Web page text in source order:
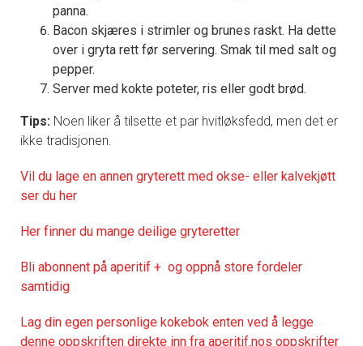
panna.
Bacon skjæres i strimler og brunes raskt. Ha dette
over i gryta rett før servering. Smak til med salt og
pepper.
Server med kokte poteter, ris eller godt brød.
Tips: Noen liker å tilsette et par hvitløksfedd, men det er
ikke tradisjonen.
Vil du lage en annen gryterett med okse- eller kalvekjøtt
ser du her
Her finner du mange deilige gryteretter
Bli abonnent på aperitif + og oppnå store fordeler
samtidig
Lag din egen personlige kokebok enten ved å legge
denne oppskriften direkte inn fra aperitif.nos oppskrifter